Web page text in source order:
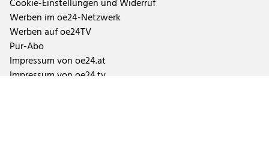
Cookie-Einstellungen und Widerruf
Werben im oe24-Netzwerk
Werben auf oe24TV
Pur-Abo
Impressum von oe24.at
Impressum von oe24.tv